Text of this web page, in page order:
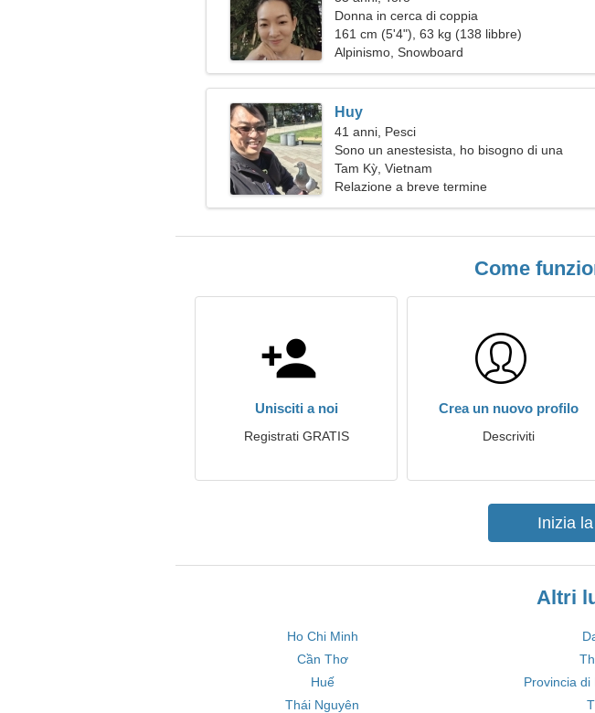
Donna in cerca di coppia
161 cm (5'4"), 63 kg (138 libbre)
Alpinismo, Snowboard
Huy
41 anni, Pesci
Sono un anestesista, ho bisogno di una
donna energica
Tam Kỳ, Vietnam
Relazione a breve termine
Come
Unisciti a noi
Registrati GRATIS
Crea un nuovo profilo
Descriviti
Inizia
Altri
Ho Chi Minh
Cần Thơ
Huế
Provincia di
Thái Nguyên